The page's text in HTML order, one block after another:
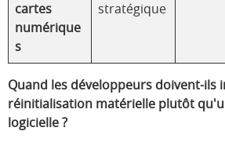
cartes
numérique
s
stratégique
Quand les développeurs doivent-ils
réinitialisation matérielle plutôt
logicielle ?